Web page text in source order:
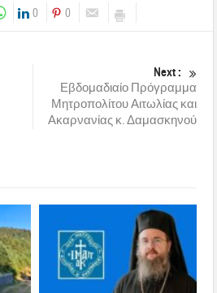
0 0
Next :
Εβδομαδιαίο Πρόγραμμα
Μητροπολίτου Αιτωλίας και
Ακαρνανίας κ. Δαμασκηνού